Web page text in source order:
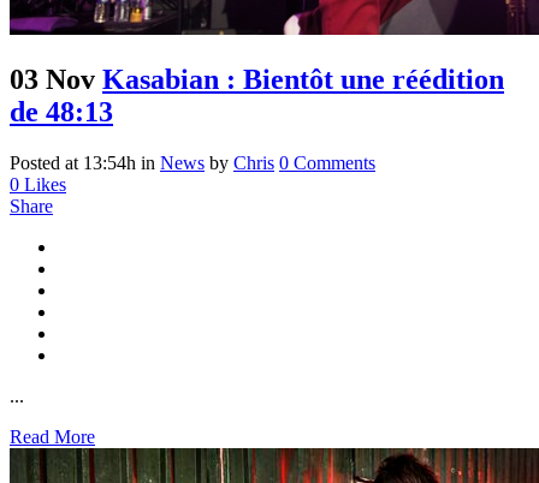
03 Nov Kasabian : Bientôt une réédition
de 48:13
Posted at 13:54h in News by Chris 0 Comments
0 Likes
Share
...
Read More